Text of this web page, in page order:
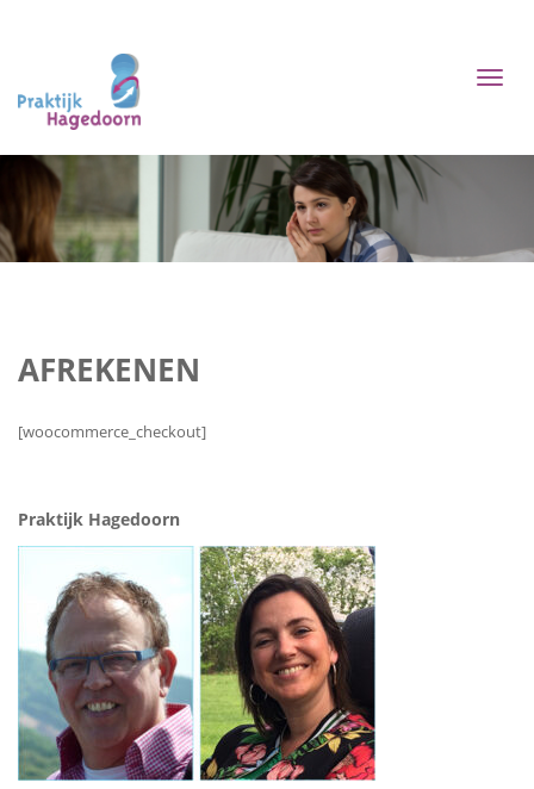
Toggle
AFREKENEN
[woocommerce_checkout]
Praktijk Hagedoorn